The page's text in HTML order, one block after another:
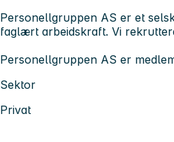
Personellgruppen AS er et
faglært arbeidskraft. Vi
Personellgruppen AS er
Sektor
Privat